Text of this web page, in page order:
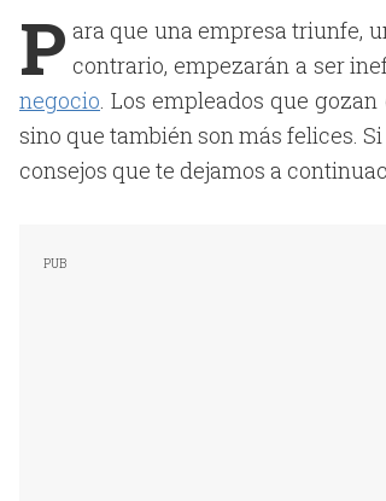
P ara que una empresa triunfe,
contrario, empezarán a ser
negocio. Los empleados que
sino que también son más felices.
consejos que te dejamos a